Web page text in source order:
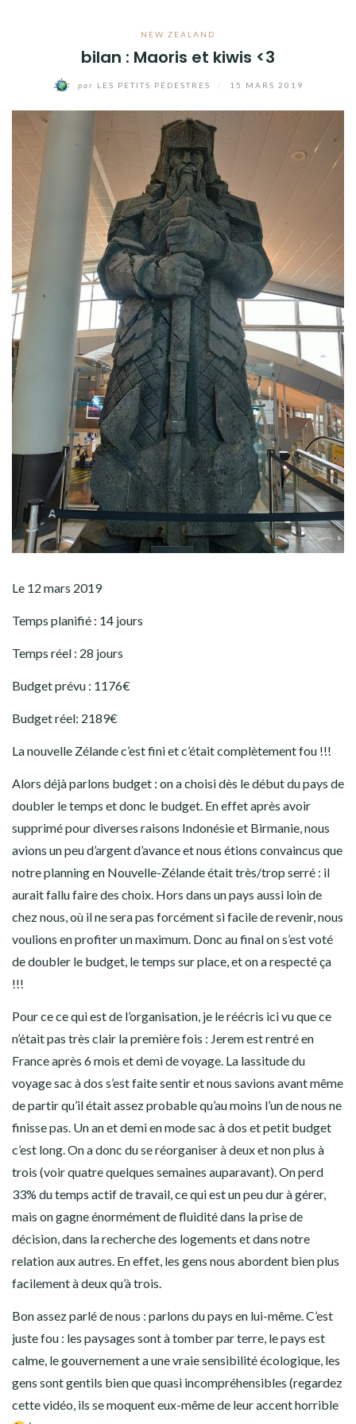
NEW ZEALAND
bilan : Maoris et kiwis <3
par LES PETITS PÉDESTRES 15 MARS 2019
Le 12 mars 2019
Temps planifié : 14 jours
Temps réel : 28 jours
Budget prévu : 1176€
Budget réel: 2189€
La nouvelle Zélande c’est fini et c’était complètement fou !!!
Alors déjà parlons budget : on a choisi dès le début du pays de
doubler le temps et donc le budget. En effet après avoir
supprimé pour diverses raisons Indonésie et Birmanie, nous
avions un peu d’argent d’avance et nous étions convaincus que
notre planning en Nouvelle-Zélande était très/trop serré : il
aurait fallu faire des choix. Hors dans un pays aussi loin de
chez nous, où il ne sera pas forcément si facile de revenir, nous
voulions en profiter un maximum. Donc au final on s’est voté
de doubler le budget, le temps sur place, et on a respecté ça
!!!
Pour ce ce qui est de l’organisation, je le réécris ici vu que ce
n’était pas très clair la première fois : Jerem est rentré en
France après 6 mois et demi de voyage. La lassitude du
voyage sac à dos s’est faite sentir et nous savions avant même
de partir qu’il était assez probable qu’au moins l’un de nous ne
finisse pas. Un an et demi en mode sac à dos et petit budget
c’est long. On a donc du se réorganiser à deux et non plus à
trois (voir quatre quelques semaines auparavant). On perd
33% du temps actif de travail, ce qui est un peu dur à gérer,
mais on gagne énormément de fluidité dans la prise de
décision, dans la recherche des logements et dans notre
relation aux autres. En effet, les gens nous abordent bien plus
facilement à deux qu’à trois.
Bon assez parlé de nous : parlons du pays en lui-même. C’est
juste fou : les paysages sont à tomber par terre, le pays est
calme, le gouvernement a une vraie sensibilité écologique, les
gens sont gentils bien que quasi incompréhensibles (regardez
cette vidéo, ils se moquent eux-même de leur accent horrible
À LA MAISON ET LA FIN DE
VIEUXMACHIN
WELLY
ROAD TRIP DAY 9 POUR LE ROHAN !!!
ROAD TRIP DAY 10 PANCAKE ROCKS
ROAD TRIP DAY 11 ON A VU DES
POULETS DE NOUVELLE ZÉLANDE
ROAD TRIP DAY 12 CHOC
THERMIQUE…
ROAD TRIP DAY 13 RENARD,
ANGUILLE, DINOSAURE ET MOUCHE
QUI PIQUE
ROAD TRIP DAY 14 JOUR DE REPOS
ROAD TRIP DAY 15 PARADISO
ROAD TRIP DAY 16 ÇA FAIT QUOI
COMME BRUIT UN BAMBI ?
ROAD TRIP DAY 17 ARC EN CIEL &
PLUIE
ROAD TRIP DAY 18 ON THE ROAD
AGAIN
ROAD TRIP DAY 19 UNE EAU
TURQUOISE !!!
ROAD TRIP DAY 20 UNE FENÊTRE DE
TIR !
ROAD TRIP DAY 21 ET FIN DE LA
BILAN